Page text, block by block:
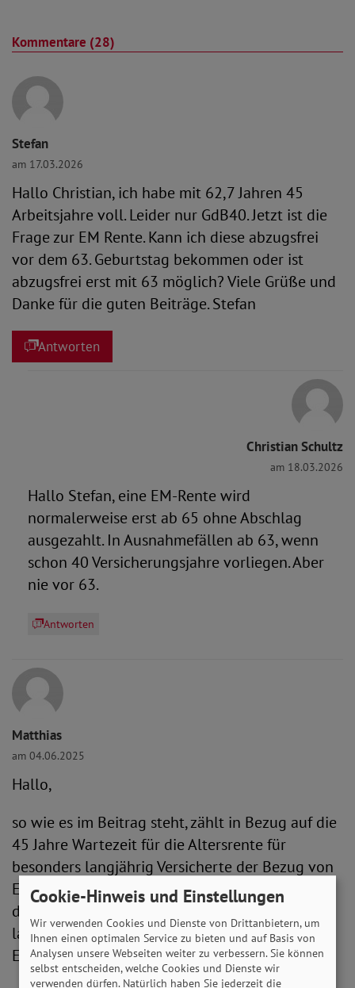
Kommentare (28)
Stefan
am 17.03.2026
Hallo Christian, ich habe mit 62,7 Jahren 45
Arbeitsjahre voll. Leider nur GdB40. Jetzt ist die
Frage zur EM Rente. Kann ich diese abzugsfrei
vor dem 63. Geburtstag bekommen oder ist
abzugsfrei erst mit 63 möglich? Viele Grüße und
Danke für die guten Beiträge. Stefan
Antworten
Christian Schultz
am 18.03.2026
Hallo Stefan, eine EM-Rente wird
normalerweise erst ab 65 ohne Abschlag
ausgezahlt. In Ausnahmefällen ab 63, wenn
schon 40 Versicherungsjahre vorliegen. Aber
nie vor 63.
Antworten
Matthias
am 04.06.2025
Hallo,
so wie es im Beitrag steht, zählt in Bezug auf die
45 Jahre Wartezeit für die Altersrente für
besonders langjährig Versicherte der Bezug von
EM-Rente allein nicht mit. Wie verhält es sich
damit bei den 35 Jahren Wartezeit für
langjährige Versicherte, zählen dort Zeiten wo
EM-Rente bezogen wurde mit?
Cookie-Hinweis und Einstellungen
Wir verwenden Cookies und Dienste von Drittanbietern, um
Ihnen einen optimalen Service zu bieten und auf Basis von
Analysen unsere Webseiten weiter zu verbessern. Sie können
selbst entscheiden, welche Cookies und Dienste wir
verwenden dürfen. Natürlich haben Sie jederzeit die